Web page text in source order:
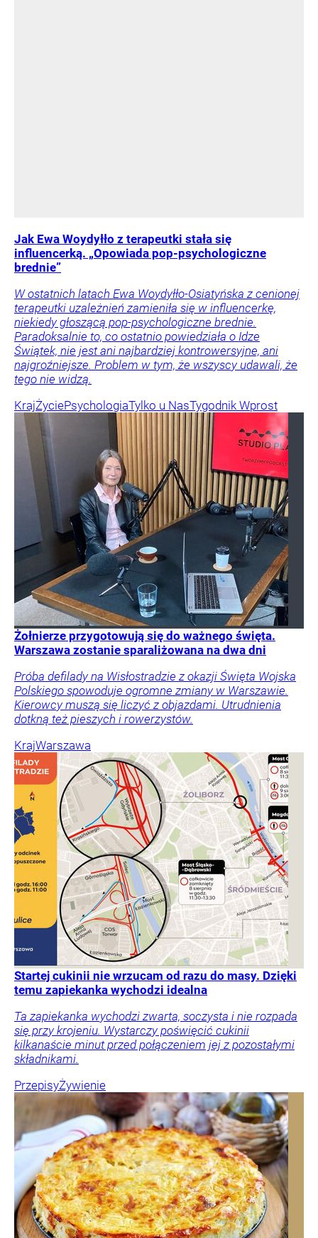
Jak Ewa Woydyłło z terapeutki stała się
influencerką. „Opowiada pop-psychologiczne
brednie”
W ostatnich latach Ewa Woydyłło-Osiatyńska z cenionej
terapeutki uzależnień zamieniła się w influencerkę,
niekiedy głoszącą pop-psychologiczne brednie.
Paradoksalnie to, co ostatnio powiedziała o Idze
Świątek, nie jest ani najbardziej kontrowersyjne, ani
najgroźniejsze. Problem w tym, że wszyscy udawali, że
tego nie widzą.
KrajŻyciePsychologiaTylko u NasTygodnik Wprost
Żołnierze przygotowują się do ważnego święta.
Warszawa zostanie sparaliżowana na dwa dni
Próba defilady na Wisłostradzie z okazji Święta Wojska
Polskiego spowoduje ogromne zmiany w Warszawie.
Kierowcy muszą się liczyć z objazdami. Utrudnienia
dotkną też pieszych i rowerzystów.
KrajWarszawa
Startej cukinii nie wrzucam od razu do masy. Dzięki
temu zapiekanka wychodzi idealna
Ta zapiekanka wychodzi zwarta, soczysta i nie rozpada
się przy krojeniu. Wystarczy poświęcić cukinii
kilkanaście minut przed połączeniem jej z pozostałymi
składnikami.
PrzepisyŻywienie